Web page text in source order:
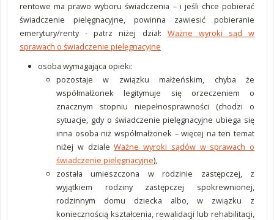
rentowe ma prawo wyboru świadczenia – i jeśli chce pobierać
świadczenie pielęgnacyjne, powinna zawiesić pobieranie
emerytury/renty - patrz niżej dział: Ważne wyroki sąd w
sprawach o świadczenie pielęgnacyjne
osoba wymagająca opieki:
pozostaje w związku małżeńskim, chyba że
współmałżonek legitymuje się orzeczeniem o
znacznym stopniu niepełnosprawności (chodzi o
sytuacje, gdy o świadczenie pielęgnacyjne ubiega się
inna osoba niż współmałżonek – więcej na ten temat
niżej w dzialeWażne wyroki sądów w sprawach o
świadczenie pielęgnacyjne),
została umieszczona w rodzinie zastępczej, z
wyjątkiem rodziny zastępczej spokrewnionej,
rodzinnym domu dziecka albo, w związku z
koniecznością kształcenia, rewalidacji lub rehabilitacji,